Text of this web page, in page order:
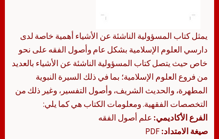
يمثل كتاب المسؤولية الناشئة عن الأشياء أهمية خاصة لدى
دارسي العلوم الإسلامية بشكل عام وأصول الفقه على نحو
خاص حيث يتصل كتاب المسؤولية الناشئة عن الأشياء بالعديد
من فروع العلوم الإسلامية؛ بما في ذلك السيرة النبوية
المطهرة، والحديث الشريف، وأصول التفسير، وغير ذلك من
التخصصات الفقهية. ومعلومات الكتاب هي كما يلي:
الفرع الأكاديمي: علم أصول الفقه
صيغة الامتداد: